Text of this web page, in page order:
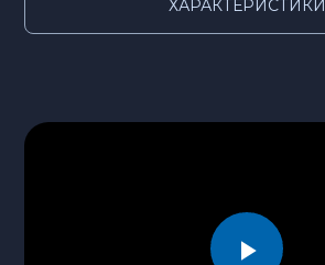
ХАРАКТЕРИСТИКИ